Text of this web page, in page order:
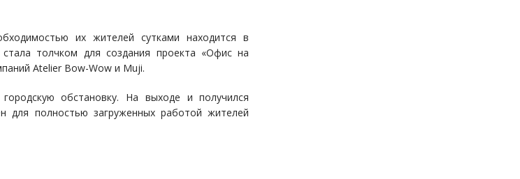
их жителей сутками находится в
толчком для создания проекта «Офис на
Atelier Bow-Wow и Muji.
обстановку. На выходе и получился
для полностью загруженных работой жителей